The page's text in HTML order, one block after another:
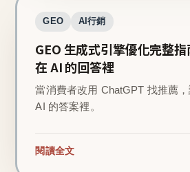
GEO AI行銷
GEO 生成式引擎優化完整
在 AI 的回答裡
當消費者改用 ChatGPT 找推薦
AI 的答案裡。
閱讀全文